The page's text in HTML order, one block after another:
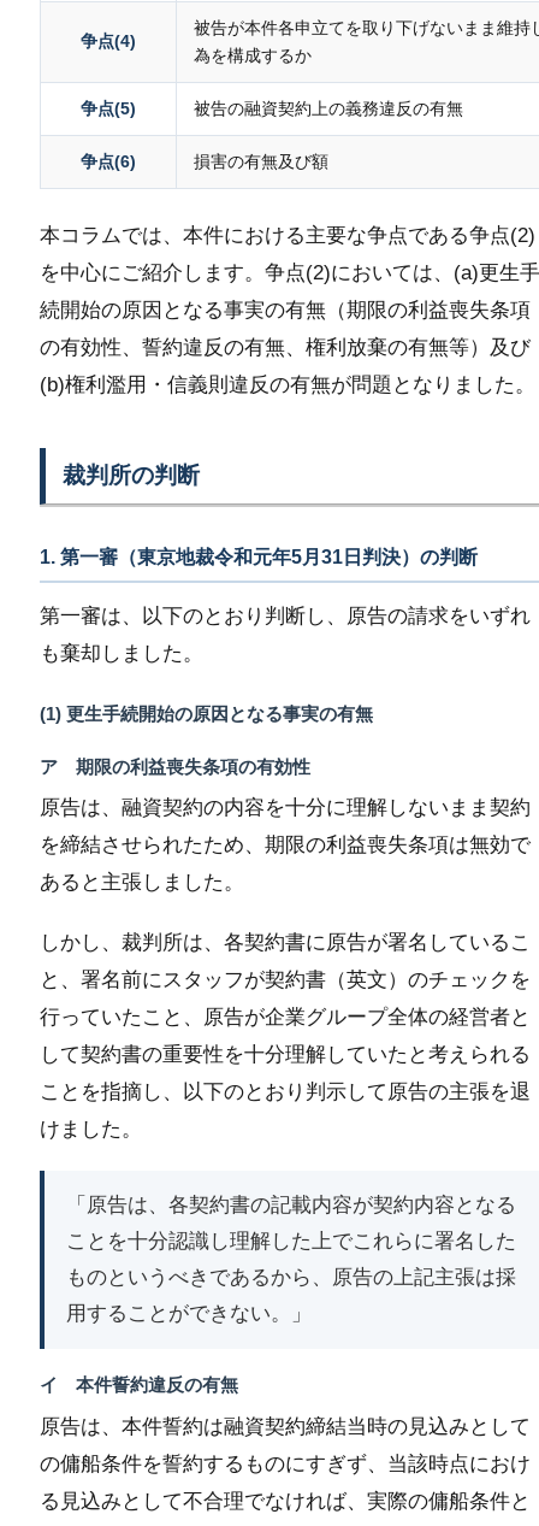
争点(4)
被告が本件各申立てを取り下げないまま維持
為を構成するか
争点(5) 被告の融資契約上の義務違反の有無
争点(6) 損害の有無及び額
本コラムでは、本件における主要な争点である争点(2)
を中心にご紹介します。争点(2)においては、(a)更生手
続開始の原因となる事実の有無（期限の利益喪失条項
の有効性、誓約違反の有無、権利放棄の有無等）及び
(b)権利濫用・信義則違反の有無が問題となりました。
裁判所の判断
1. 第一審（東京地裁令和元年5月31日判決）の判断
第一審は、以下のとおり判断し、原告の請求をいずれ
も棄却しました。
(1) 更生手続開始の原因となる事実の有無
ア 期限の利益喪失条項の有効性
原告は、融資契約の内容を十分に理解しないまま契約
を締結させられたため、期限の利益喪失条項は無効で
あると主張しました。
しかし、裁判所は、各契約書に原告が署名しているこ
と、署名前にスタッフが契約書（英文）のチェックを
行っていたこと、原告が企業グループ全体の経営者と
して契約書の重要性を十分理解していたと考えられる
ことを指摘し、以下のとおり判示して原告の主張を退
けました。
「原告は、各契約書の記載内容が契約内容となる
ことを十分認識し理解した上でこれらに署名した
ものというべきであるから、原告の上記主張は採
用することができない。」
イ 本件誓約違反の有無
原告は、本件誓約は融資契約締結当時の見込みとして
の傭船条件を誓約するものにすぎず、当該時点におけ
る見込みとして不合理でなければ、実際の傭船条件と